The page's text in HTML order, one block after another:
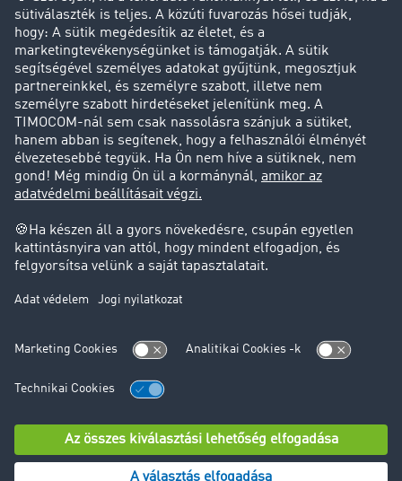
Cég
Sikertörténetek
Ügyfél hoz ügyfelet
Jogi információk
Impresszum
Adatvédelem
süti-beállítások
Támogatás